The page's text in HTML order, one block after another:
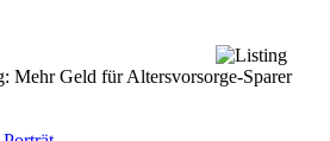
Mehr Geld für Altersvorsorge-Sparer